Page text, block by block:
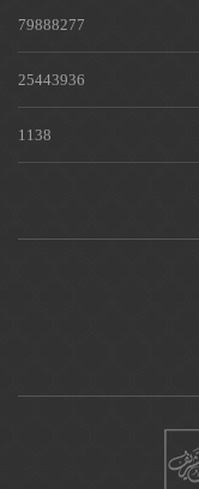
79888277
25443936
1138